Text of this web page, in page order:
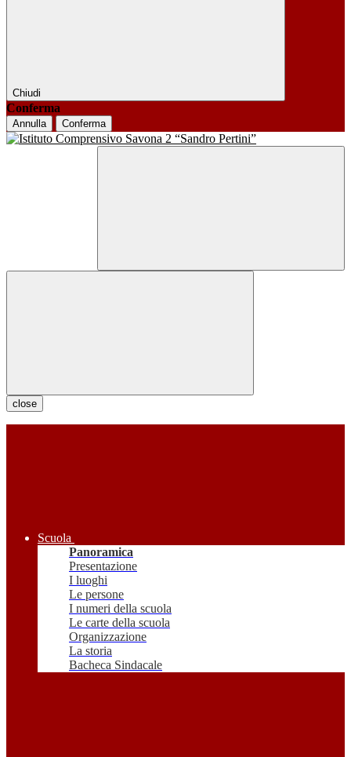
Chiudi
Conferma
Annulla Conferma
close
Scuola
Panoramica
Presentazione
I luoghi
Le persone
I numeri della scuola
Le carte della scuola
Organizzazione
La storia
Bacheca Sindacale